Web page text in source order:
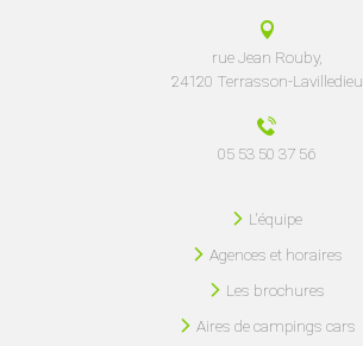
rue Jean Rouby,
24120 Terrasson-Lavilledieu
05 53 50 37 56
L'équipe
Agences et horaires
Les brochures
Aires de campings cars